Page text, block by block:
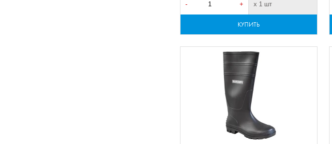
- + х 1 шт
КУПИТЬ